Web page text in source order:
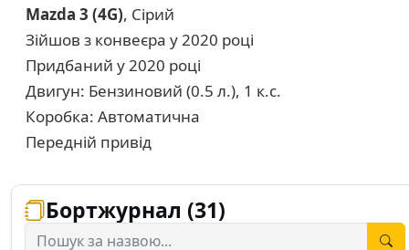
Mazda 3 (4G), Сірий
Зійшов з конвеєра у 2020 році
Придбаний у 2020 році
Двигун: Бензиновий (0.5 л.), 1 к.с.
Коробка: Автоматична
Передній привід
Бортжурнал (31)